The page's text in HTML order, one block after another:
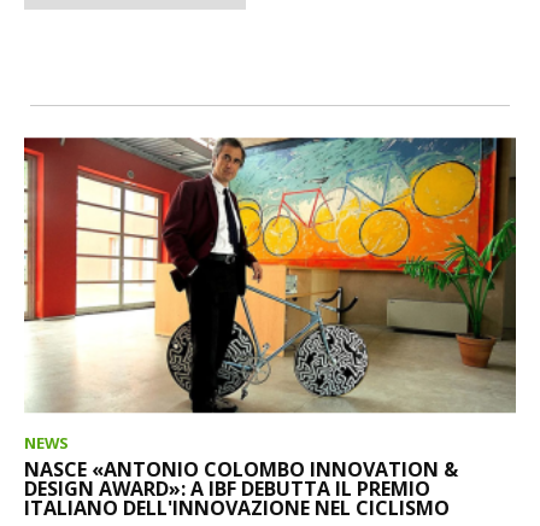
NEWS
NASCE «ANTONIO COLOMBO INNOVATION &
DESIGN AWARD»: A IBF DEBUTTA IL PREMIO
ITALIANO DELL'INNOVAZIONE NEL CICLISMO